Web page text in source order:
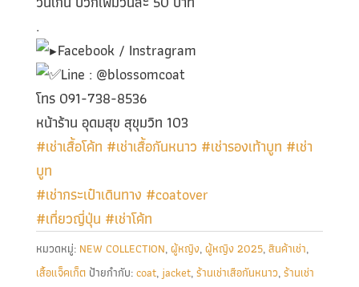
.
Facebook / Instragram
Line : @blossomcoat
โทร 091-738-8536
หน้าร้าน อุดมสุข สุขุมวิท 103
#เช่าเสื้อโค้ท #เช่าเสื้อกันหนาว #เช่ารองเท้าบูท #เช่า
บูท
#เช่ากระเป๋าเดินทาง #coatover
#เที่ยวญี่ปุ่น #เช่าโค้ท
หมวดหมู่: NEW COLLECTION,ผู้หญิง,ผู้หญิง 2025,สินค้าเช่า,
เสื้อแจ็คเก็ต ป้ายกำกับ:coat, jacket,ร้านเช่าเสือกันหนาว,ร้านเช่า